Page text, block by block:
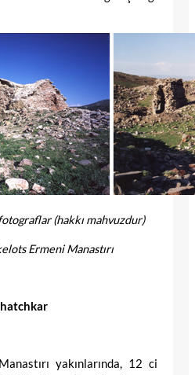
(hakkı mahvuzdur)
Ermeni Manastırı
yakınlarında, 12 ci